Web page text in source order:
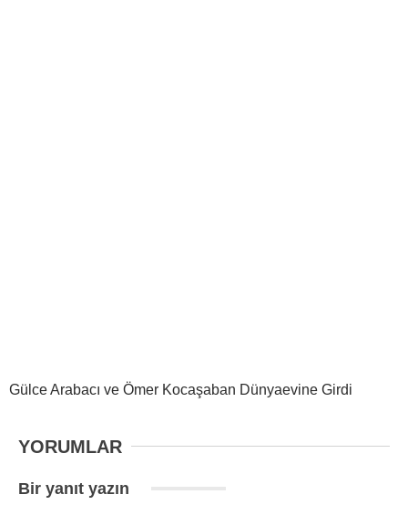
Gülce Arabacı ve Ömer Kocaşaban Dünyaevine Girdi
YORUMLAR
Bir yanıt yazın